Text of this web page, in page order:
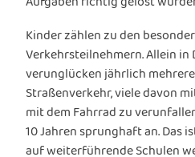
Kinder zählen zu den
Verkehrsteilnehmern. Allein in
verunglücken jährlich
Straßenverkehr, viele davon
mit dem Fahrrad zu
10 Jahren sprunghaft an. Das
auf weiterführende Schulen